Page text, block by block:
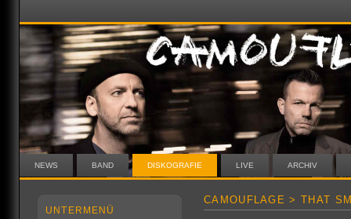
NEWS BAND DISKOGRAFIE LIVE ARCHIV
UNTERMENÜ
CAMOUFLAGE > THAT